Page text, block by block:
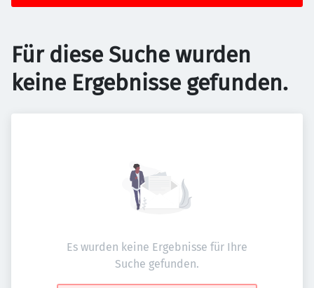
Für diese Suche wurden
keine Ergebnisse gefunden.
Es wurden keine Ergebnisse für Ihre
Suche gefunden.